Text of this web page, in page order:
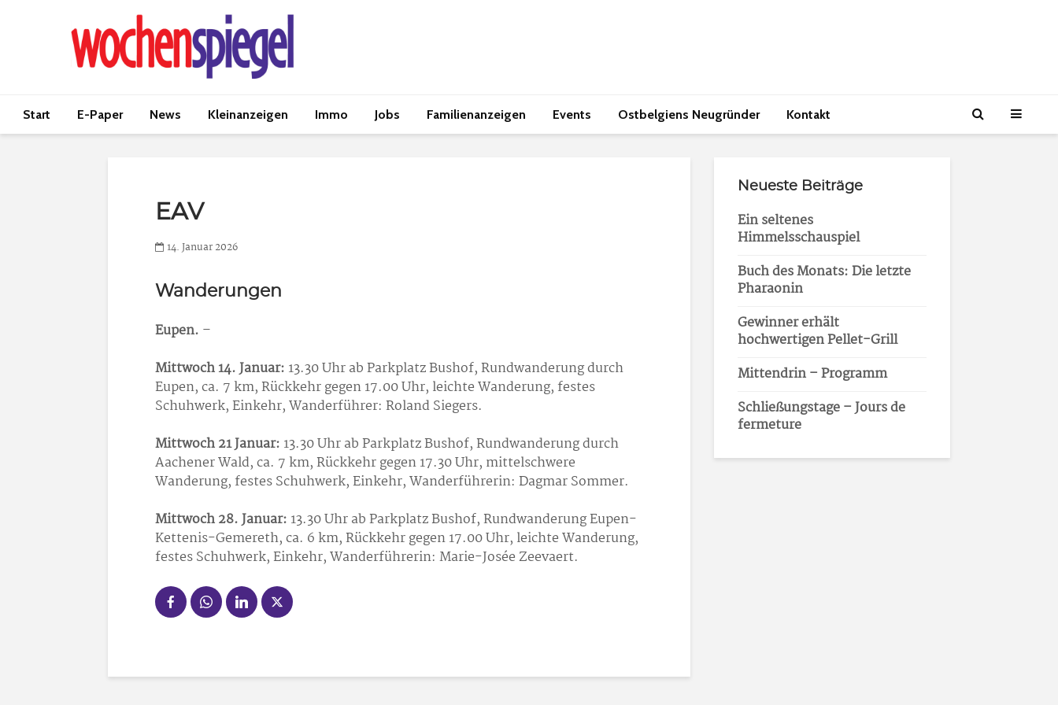
Start E-Paper News Kleinanzeigen Immo Jobs Familienanzeigen Events Ostbelgiens Neugründer Kontakt
EAV
14. Januar 2026
Wanderungen
Eupen. –
Mittwoch 14. Januar: 13.30 Uhr ab Parkplatz Bushof, Rundwanderung durch
Eupen, ca. 7 km, Rückkehr gegen 17.00 Uhr, leichte Wanderung, festes
Schuhwerk, Einkehr, Wanderführer: Roland Siegers.
Mittwoch 21 Januar: 13.30 Uhr ab Parkplatz Bushof, Rundwanderung durch
Aachener Wald, ca. 7 km, Rückkehr gegen 17.30 Uhr, mittelschwere
Wanderung, festes Schuhwerk, Einkehr, Wanderführerin: Dagmar Sommer.
Mittwoch 28. Januar: 13.30 Uhr ab Parkplatz Bushof, Rundwanderung Eupen-
Kettenis-Gemereth, ca. 6 km, Rückkehr gegen 17.00 Uhr, leichte Wanderung,
festes Schuhwerk, Einkehr, Wanderführerin: Marie-Josée Zeevaert.
Neueste Beiträge
Ein seltenes
Himmelsschauspiel
Buch des Monats: Die letzte
Pharaonin
Gewinner erhält
hochwertigen Pellet-Grill
Mittendrin – Programm
Schließungstage – Jours de
fermeture